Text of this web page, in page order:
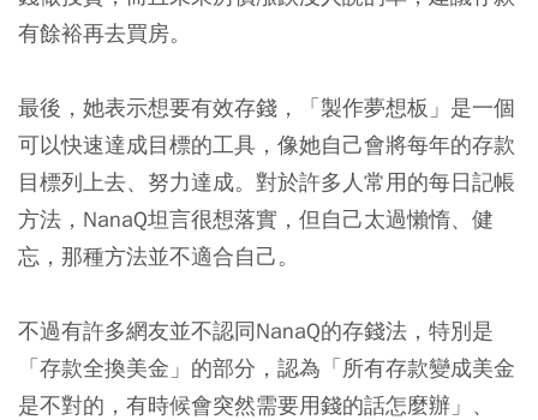
有餘裕再去買房。
最後，她表示想要有效存錢，「製作夢想板」是一個
可以快速達成目標的工具，像她自己會將每年的存款
目標列上去、努力達成。對於許多人常用的每日記帳
方法，NanaQ坦言很想落實，但自己太過懶惰、健
忘，那種方法並不適合自己。
不過有許多網友並不認同NanaQ的存錢法，特別是
「存款全換美金」的部分，認為「所有存款變成美金
是不對的，有時候會突然需要用錢的話怎麼辦」、